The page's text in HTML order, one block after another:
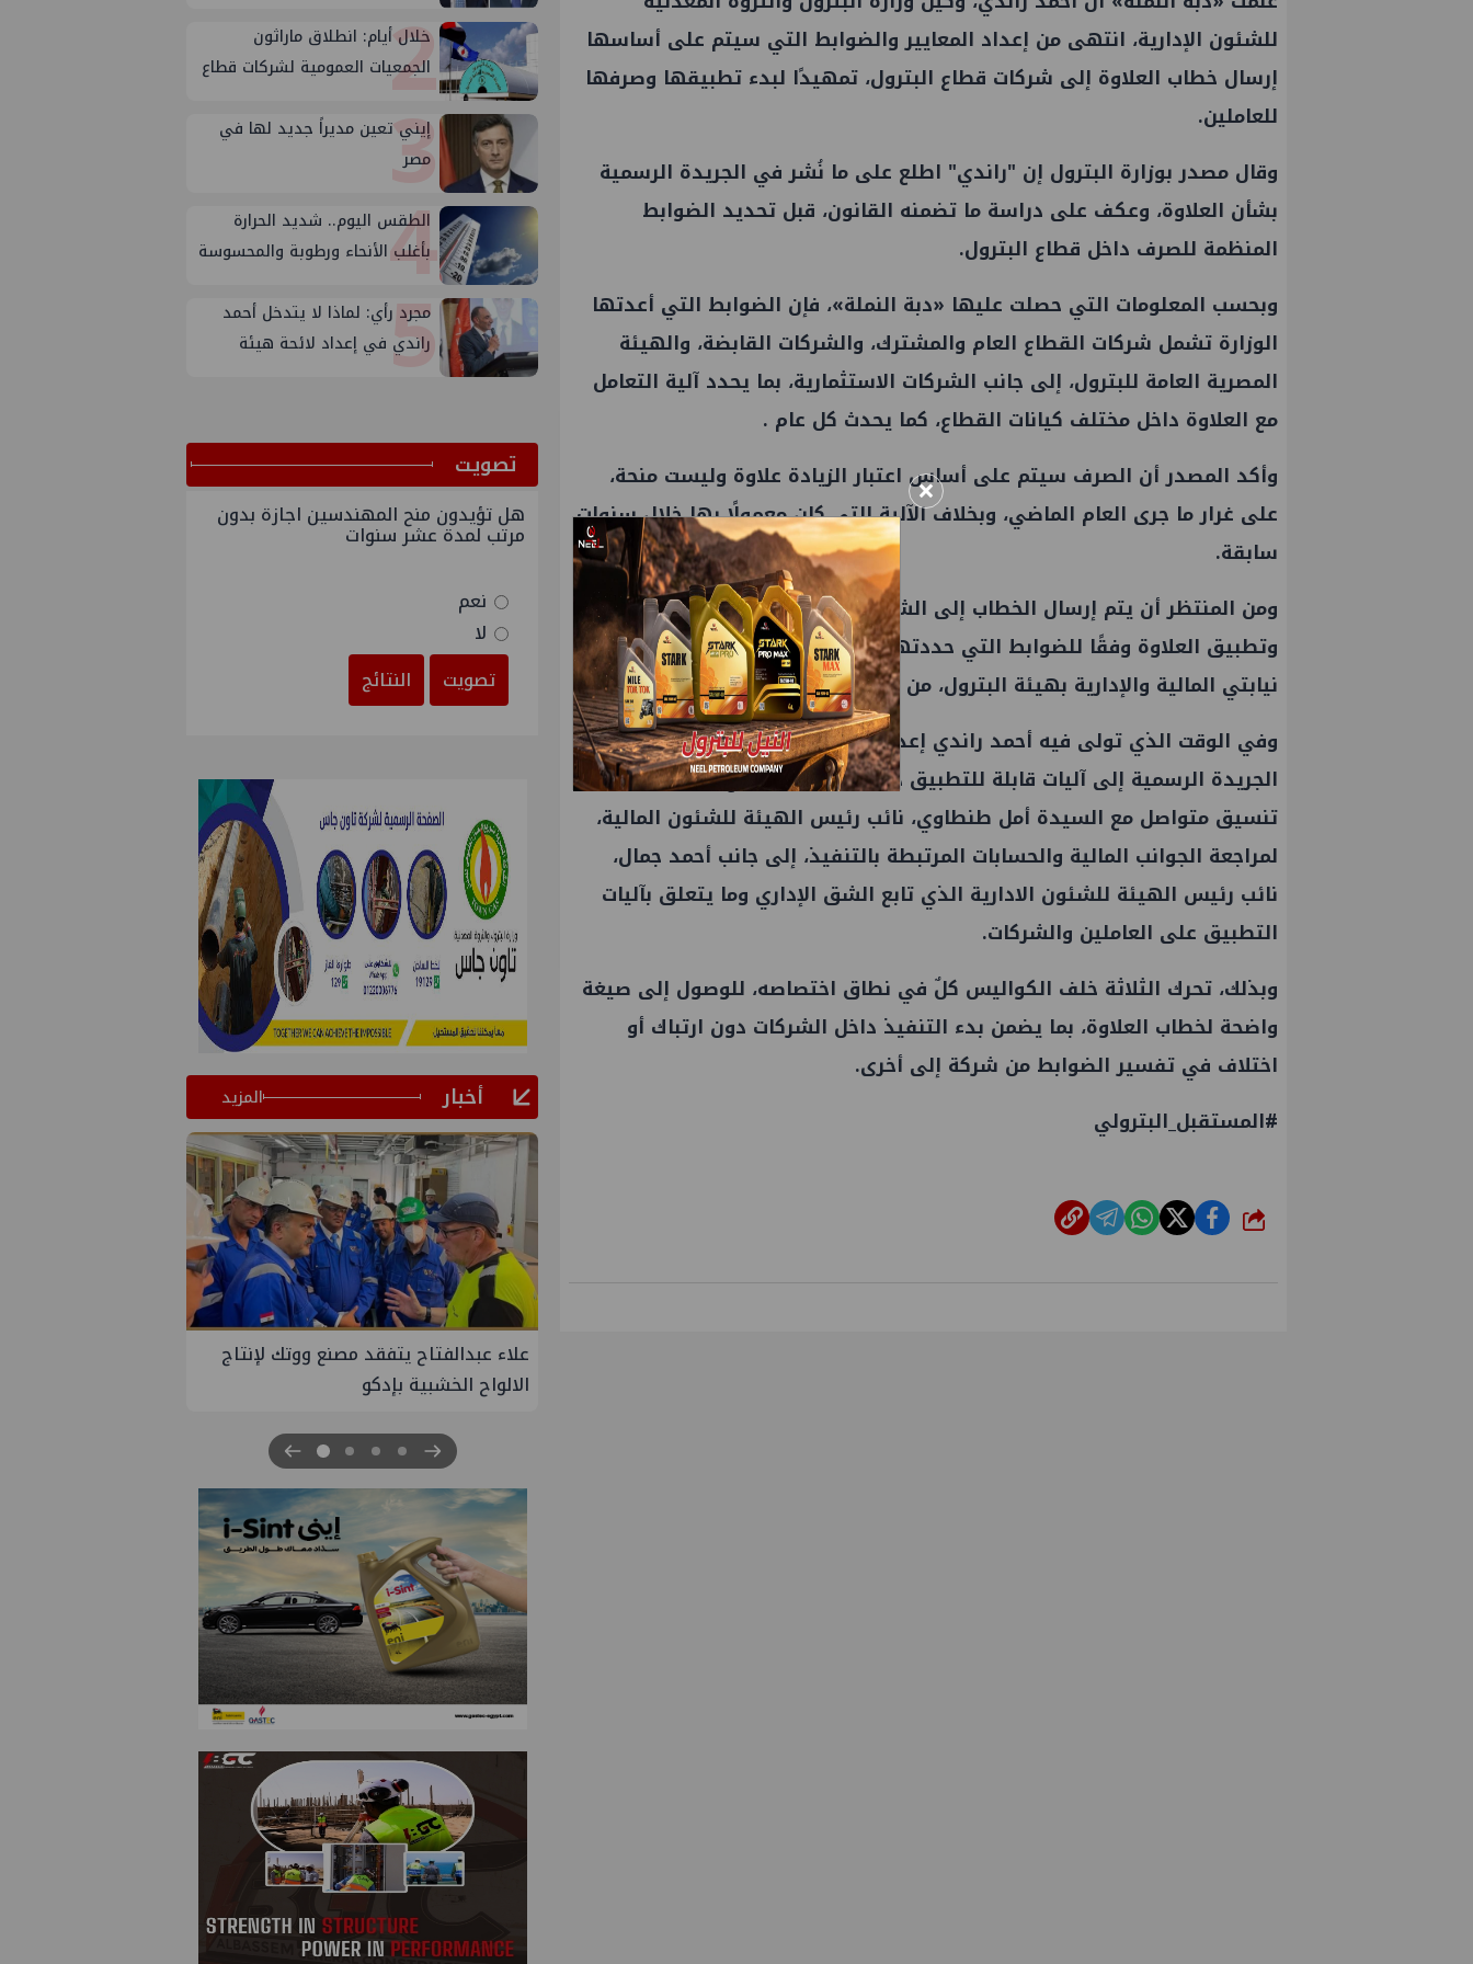
للشئون الإدارية، انتهى من إعداد المعايير والضوابط التي سيتم على أساسها
إرسال خطاب العلاوة إلى شركات قطاع البترول، تمهيدًا لبدء تطبيقها وصرفها
للعاملين.
وقال مصدر بوزارة البترول إن "راندي" اطلع على ما نُشر في الجريدة الرسمية
بشأن العلاوة، وعكف على دراسة ما تضمنه القانون، قبل تحديد الضوابط
المنظمة للصرف داخل قطاع البترول.
وبحسب المعلومات التي حصلت عليها «دبة النملة»، فإن الضوابط التي أعدتها
الوزارة تشمل شركات القطاع العام والمشترك، والشركات القابضة، والهيئة
المصرية العامة للبترول، إلى جانب الشركات الاستثمارية، بما يحدد آلية التعامل
مع العلاوة داخل مختلف كيانات القطاع، كما يحدث كل عام .
وأكد المصدر أن الصرف سيتم على أساس اعتبار الزيادة علاوة وليست منحة،
على غرار ما جرى العام الماضي، وبخلاف الآلية التي كان معمولًا بها خلال سنوات
سابقة.
ومن المنتظر أن يتم إرسال الخطاب إلى الشركات لبدء اتخاذ الإجراءات التنفيذية
وتطبيق العلاوة وفقًا للضوابط التي حددتها وزارة البترول، وذلك بعد أن تنتهي
نيابتي المالية والإدارية بهيئة البترول، من وضع اللمسات الأخيرة عليه .
وفي الوقت الذي تولى فيه أحمد راندي إعداد الضوابط وترجمة ما نُشر في
الجريدة الرسمية إلى آليات قابلة للتطبيق داخل شركات القطاع، كان هناك
تنسيق متواصل مع السيدة أمل طنطاوي، نائب رئيس الهيئة للشئون المالية،
لمراجعة الجوانب المالية والحسابات المرتبطة بالتنفيذ، إلى جانب أحمد جمال،
نائب رئيس الهيئة للشئون الادارية الذي تابع الشق الإداري وما يتعلق بآليات
التطبيق على العاملين والشركات.
وبذلك، تحرك الثلاثة خلف الكواليس كلٌ في نطاق اختصاصه، للوصول إلى صيغة
واضحة لخطاب العلاوة، بما يضمن بدء التنفيذ داخل الشركات دون ارتباك أو
اختلاف في تفسير الضوابط من شركة إلى أخرى.
#المستقبل_البترولي
شارك
2
خلال أيام: انطلاق ماراثون
الجمعيات العمومية لشركات قطاع
3
إيني تعين مديراً جديد لها في
مصر
4
الطقس اليوم.. شديد الحرارة
بأغلب الأنحاء ورطوبة والمحسوسة
5
مجرد رأي: لماذا لا يتدخل أحمد
راندي في إعداد لائحة هيئة
ﺗﺼﻮﻳﺖ
هل تؤيدون منح المهندسين اجازة بدون
مرتب لمدة عشر سنوات
نعم
لا
تصويت
النتائج
أخبار المزيد
علاء عبدالفتاح يتفقد مصنع ووتك لإنتاج
جنوب الوادي تنظم لقاء توعوي حول إدارة
الأزمات
×